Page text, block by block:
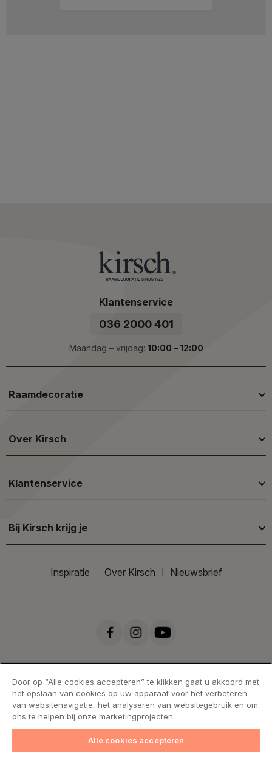
Klantenservice
036 2000 401
Maandag – vrijdag: 10:00 – 12:00
Raamdecoratie
Over Kirsch
Klantenservice
Bij Kirsch krijg je
Inspiratie Over Kirsch Nieuwsbrief
Door op “Alle cookies accepteren” te klikken gaat u akkoord met
het opslaan van cookies op uw apparaat voor het verbeteren
van websitenavigatie, het analyseren van websitegebruik en om
ons te helpen bij onze marketingprojecten.
Alle cookies accepteren